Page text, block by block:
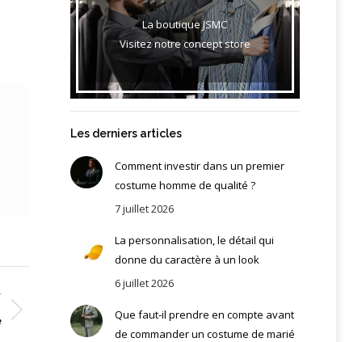
La boutique JSMC
Visitez notre concept store
Les derniers articles
Comment investir dans un premier
costume homme de qualité ?
7 juillet 2026
La personnalisation, le détail qui
donne du caractère à un look
6 juillet 2026
Que faut-il prendre en compte avant
de commander un costume de marié